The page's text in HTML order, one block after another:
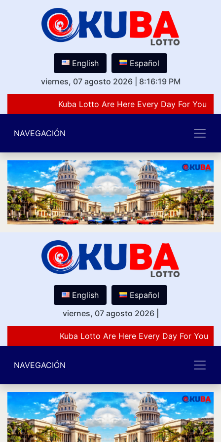
English
Español
viernes, 07 agosto 2026
8:16:19 PM
Kuba Lotto Are Here Every Day For You
NAVEGACIÓN
English
Español
viernes, 07 agosto 2026
Kuba Lotto Are Here Every Day For You
NAVEGACIÓN